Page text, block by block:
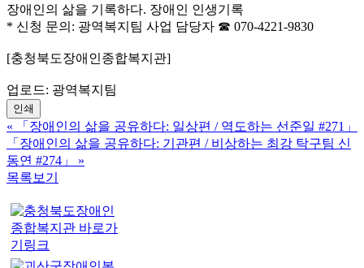
장애인의 삶을 기록하다. 장애인 인생기록
* 신청 문의: 광역복지팀 사업 담당자 ☎ 070-4221-9830
[충청북도장애인종합복지관]
업로드: 광역복지팀
인쇄
«
「장애인의 삶을 공유하다: 일상편 / 역도하는 선준일 #271」
「장애인의 삶을 공유하다: 기관편 / 비상하는 최강 탁구팀 신
동연 #274」
»
목록보기